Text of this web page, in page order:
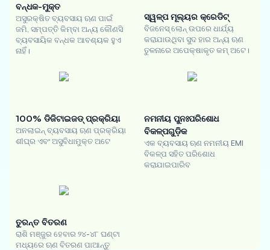
ବନ୍ଧକ-ମୁକ୍ତ
ଅସୁରକ୍ଷିତ ବ୍ୟବସାୟ ଋଣ ପାଇଁ
ଜମି, ସମ୍ପତ୍ତି କିମ୍ବା ଅନ୍ୟ କୌଣସି
ବ୍ୟବସାୟିକ ବନ୍ଧକ ଆବଶ୍ୟକ ହୁଏ
ନାହିଁ।
ସ୍ୱଳ୍ପ ମୂଲ୍ୟର କ୍ରେଡିଟ୍
ବିଜନେସ୍ ଲୋନ୍ ଉପରେ ଧାର୍ଯ୍ୟ
କରାଯାଉଥିବା ସୁଦ ହାର ଅନ୍ୟ ଋଣ
ତୁଳନାରେ ଅପେକ୍ଷାକୃତ କମ୍ ଅଟେ।
100% ଡିଜିଟାଇଜଡ୍ ପ୍ରକ୍ରିୟା
ଅନଲାଇନ୍ ବ୍ୟବସାୟ ଋଣ ପ୍ରକ୍ରିୟା
ଶୀଘ୍ର ଏବଂ ଅସୁବିଧାମୁକ୍ତ ଅଟେ
ନମନୀୟ ପୁନଃପରିଶୋଧ
ବିକଳ୍ପଗୁଡ଼ିକ
ଏକ ବ୍ୟବସାୟ ଋଣ ନମନୀୟ EMI
ବିକଳ୍ପ ସହିତ ପରିଶୋଧ
କରାଯାଇପାରିବ
ତୁରନ୍ତ ବିତରଣ
ରାଶି ମଞ୍ଜୁର ହେବାର ୨୪-୪୮ ଘଣ୍ଟା
ମଧ୍ୟରେ ଋଣ ବିତରଣ ପାଆନ୍ତୁ